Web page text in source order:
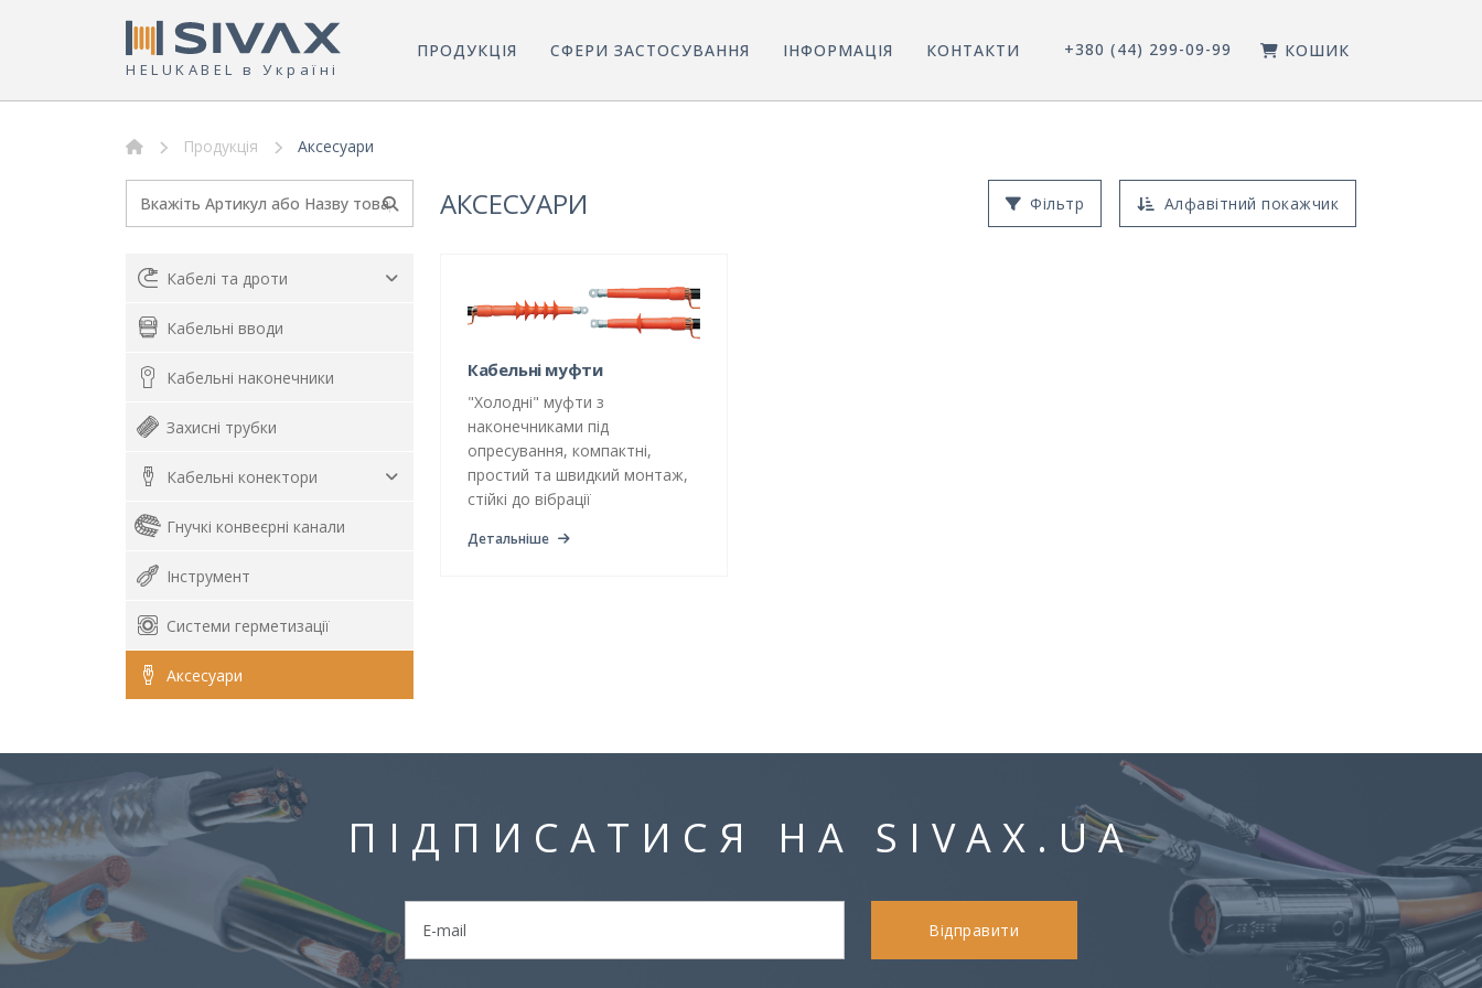
HELUKABEL в Україні
ПРОДУКЦІЯ СФЕРИ ЗАСТОСУВАННЯ ІНФОРМАЦІЯ КОНТАКТИ +380 (44) 299-09-99 КОШИК
Продукція Аксесуари
Кабелі та дроти
Кабельні вводи
Кабельні наконечники
Захисні трубки
Кабельні конектори
Гнучкі конвеєрні канали
Інструмент
Системи герметизації
Аксесуари
АКСЕСУАРИ Фільтр Алфавітний покажчик
Кабельні муфти
"Холодні" муфти з
наконечниками під
опресування, компактні,
простий та швидкий монтаж,
стійкі до вібрації
Детальніше
ПІДПИСАТИСЯ НА SIVAX.UA
Відправити